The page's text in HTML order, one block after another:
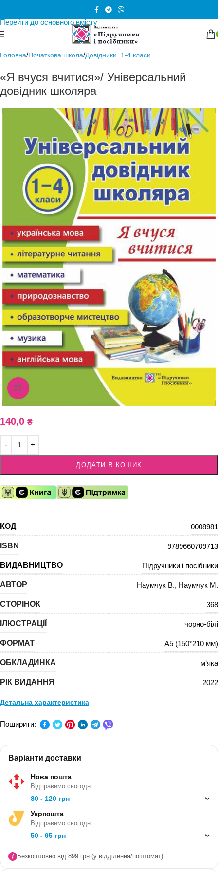
Перейти до основного вмісту
Головна/Початкова школа/Довідники. 1-4 класи
«Я вчуся вчитися»/ Універсальний
довідник школяра
Збільшити зображення
140,0 ₴
ДОДАТИ В КОШИК
КОД 0008981
ISBN 9789660709713
ВИДАВНИЦТВО Підручники і посібники
АВТОР Наумчук В., Наумчук М.
СТОРІНОК 368
ІЛЮСТРАЦІЇ чорно-білі
ФОРМАТ А5 (150*210 мм)
ОБКЛАДИНКА м‘яка
РІК ВИДАННЯ 2022
Детальна характеристика
ПРЕДМЕТ:
Англійська мова, Літературне читання, Математика,
Музичне мистецтво, Образотворче мистецтво,
КЛАС:
СЕРІЯ:
В ПАЧЦІ (ШТ):
Поширити:
Варіанти доставки
Нова пошта
Відправимо сьогодні
80 - 120 грн
Укрпошта
Відправимо сьогодні
50 - 95 грн
Безкоштовно від 899 грн (у відділення/поштомат)